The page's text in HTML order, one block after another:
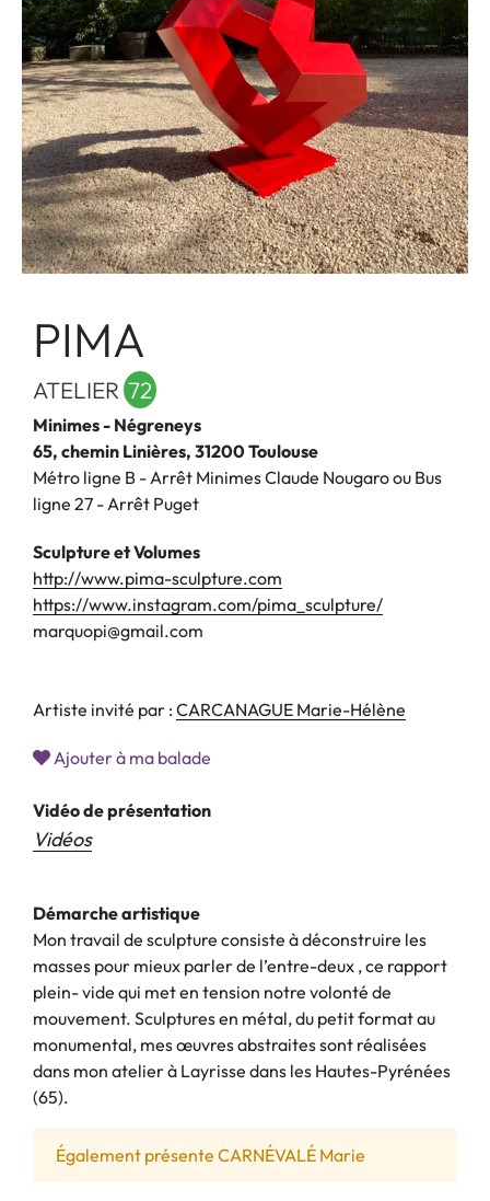
PIMA
ATELIER 72
Minimes - Négreneys
65, chemin Linières, 31200 Toulouse
Métro ligne B - Arrêt Minimes Claude Nougaro ou Bus
ligne 27 - Arrêt Puget
Sculpture et Volumes
http://www.pima-sculpture.com
https://www.instagram.com/pima_sculpture/
marquopi@gmail.com
Artiste invité par : CARCANAGUE Marie-Hélène
Ajouter à ma balade
Vidéo de présentation
Vidéos
Démarche artistique
Mon travail de sculpture consiste à déconstruire les
masses pour mieux parler de l’entre-deux , ce rapport
plein- vide qui met en tension notre volonté de
mouvement. Sculptures en métal, du petit format au
monumental, mes œuvres abstraites sont réalisées
dans mon atelier à Layrisse dans les Hautes-Pyrénées
(65).
Également présente CARNÉVALÉ Marie